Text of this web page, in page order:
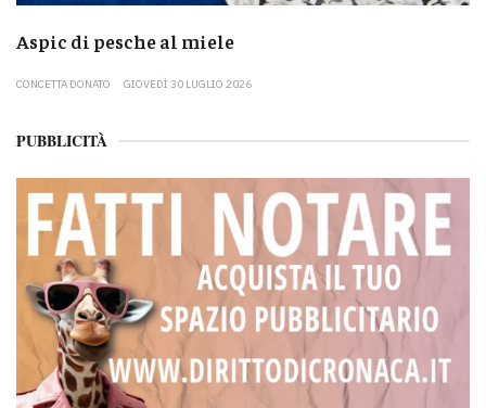
Aspic di pesche al miele
CONCETTA DONATO GIOVEDÌ 30 LUGLIO 2026
PUBBLICITÀ